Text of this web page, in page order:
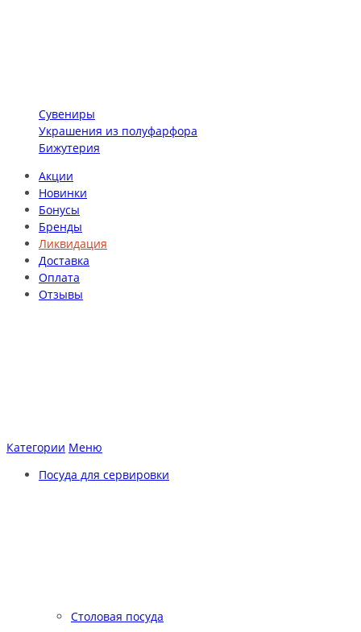
Сувениры
Украшения из полуфарфора
Бижутерия
Акции
Новинки
Бонусы
Бренды
Ликвидация
Доставка
Оплата
Отзывы
Категории Меню
Посуда для сервировки
Столовая посуда